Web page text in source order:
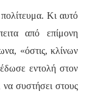
Κι αυτό
από επίμονη
«όστις, κλίνων
εντολή στον
συστήσει στους